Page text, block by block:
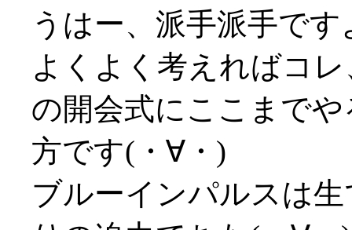
うはー、派手派手です
よくよく考えればコ
の開会式にここまで
方です(・∀・)
ブルーインパルスは